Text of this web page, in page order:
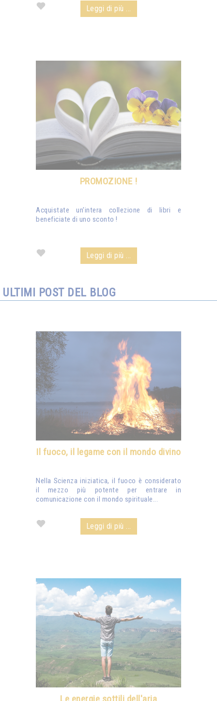
Leggi di più ...
PROMOZIONE !
Acquistate un'intera collezione di libri e
beneficiate di uno sconto !
Leggi di più ...
ULTIMI POST DEL BLOG
Il fuoco, il legame con il mondo divino
Nella Scienza iniziatica, il fuoco è considerato
il mezzo più potente per entrare in
comunicazione con il mondo spirituale...
Leggi di più ...